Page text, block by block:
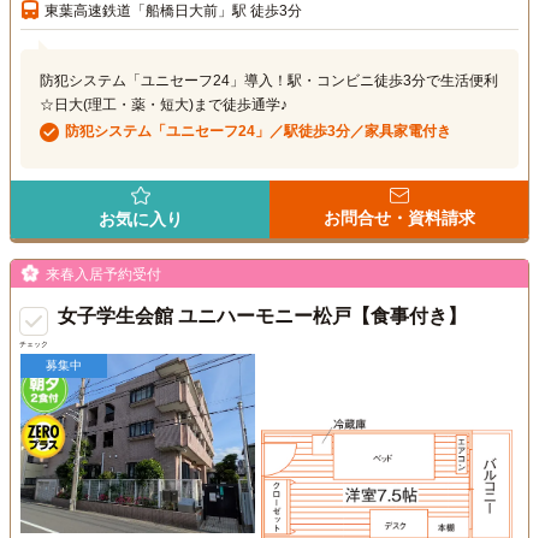
東葉高速鉄道「船橋日大前」駅 徒歩3分
防犯システム「ユニセーフ24」導入！駅・コンビニ徒歩3分で生活便利
☆日大(理工・薬・短大)まで徒歩通学♪
防犯システム「ユニセーフ24」／駅徒歩3分／家具家電付き
お気に入り お問合せ・資料請求
チェック
来春入居予約受付
女子学生会館 ユニハーモニー松戸【食事付き】
募集中